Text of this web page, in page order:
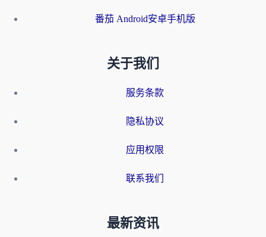
番茄 Android安卓手机版
关于我们
服务条款
隐私协议
应用权限
联系我们
最新资讯